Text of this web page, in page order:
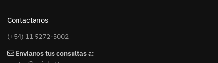
Contactanos
(+54) 11 5272-5002
Envianos tus consultas a: